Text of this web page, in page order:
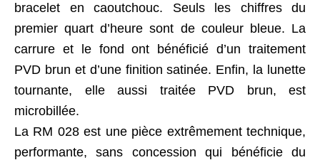
bracelet en caoutchouc. Seuls les chiffres du
premier quart d’heure sont de couleur bleue. La
carrure et le fond ont bénéficié d’un traitement
PVD brun et d’une finition satinée. Enfin, la lunette
tournante, elle aussi traitée PVD brun, est
microbillée.
La RM 028 est une pièce extrêmement technique,
performante, sans concession qui bénéficie du